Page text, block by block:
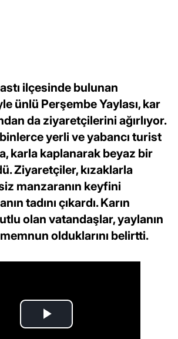
ilçesinde bulunan
ünlü Perşembe Yaylası, kar
da ziyaretçilerini ağırlıyor.
yerli ve yabancı turist
karla kaplanarak beyaz bir
Ziyaretçiler, kızaklarla
manzaranın keyfini
tadını çıkardı. Karın
olan vatandaşlar, yaylanın
olduklarını belirtti.